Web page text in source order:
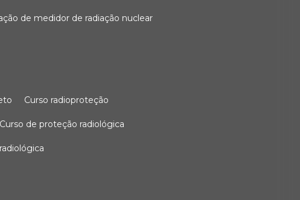
de medidor de radiação nuclear
curso radioproteção
curso de proteção radiológica